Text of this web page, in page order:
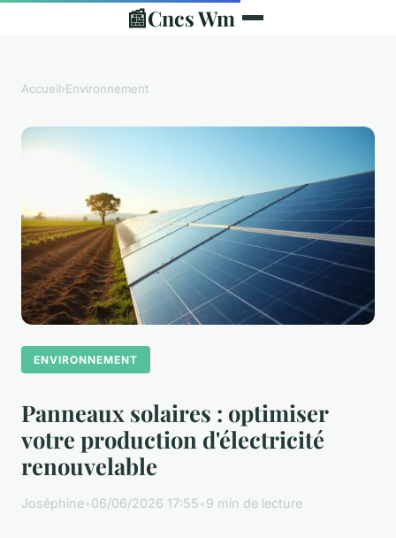
📰Cncs Wm
Accueil›Environnement
ENVIRONNEMENT
Panneaux solaires : optimiser
votre production d'électricité
renouvelable
Joséphine•06/06/2026 17:55•9 min de lecture